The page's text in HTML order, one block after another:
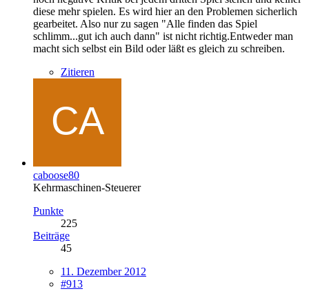
diese mehr spielen. Es wird hier an den Problemen sicherlich
gearbeitet. Also nur zu sagen "Alle finden das Spiel
schlimm...gut ich auch dann" ist nicht richtig.Entweder man
macht sich selbst ein Bild oder läßt es gleich zu schreiben.
Zitieren
caboose80
Kehrmaschinen-Steuerer
Punkte
225
Beiträge
45
11. Dezember 2012
#913